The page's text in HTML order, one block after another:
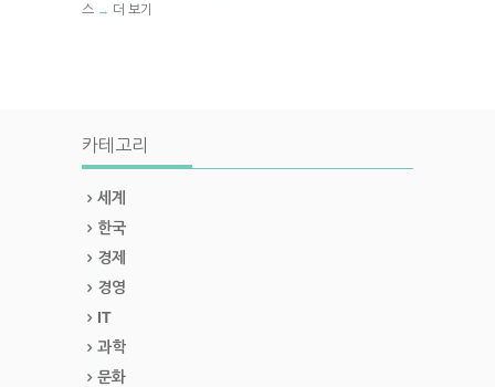
스 → 더 보기
카테고리
세계
한국
경제
경영
IT
과학
문화